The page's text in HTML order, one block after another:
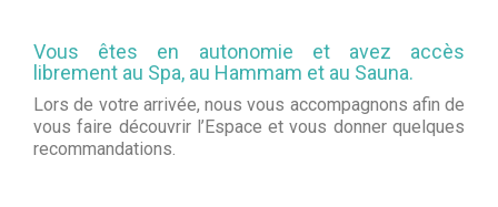
Vous êtes en autonomie et avez accès
librement au Spa, au Hammam et au Sauna.
Lors de votre arrivée, nous vous accompagnons afin de
vous faire découvrir l’Espace et vous donner quelques
recommandations.